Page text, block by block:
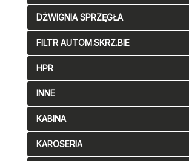
DŻWIGNIA SPRZĘGŁA
FILTR AUTOM.SKRZ.BIE
HPR
INNE
KABINA
KAROSERIA